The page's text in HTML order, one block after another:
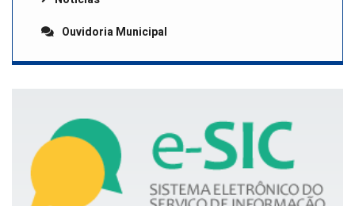
Ouvidoria Municipal